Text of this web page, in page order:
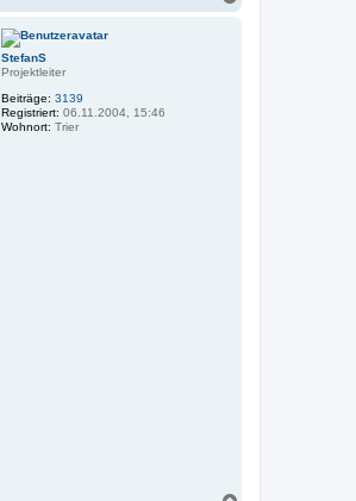
StefanS
Projektleiter
Beiträge: 3139
Registriert: 06.11.2004, 15:46
Wohnort: Trier